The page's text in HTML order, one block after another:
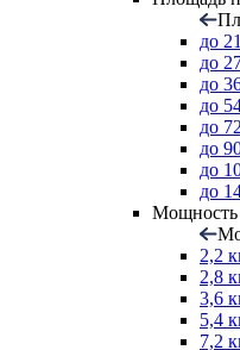
до
до
до
до
до
до
до
до
Мощность
2,2
2,8
3,6
5,4
7,2